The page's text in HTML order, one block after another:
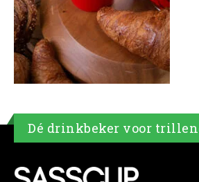
Dé drinkbeker voor